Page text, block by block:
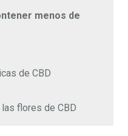
menos de
de CBD
flores de CBD